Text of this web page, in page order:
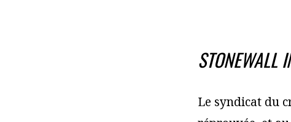
STONEWALL
Le syndicat du